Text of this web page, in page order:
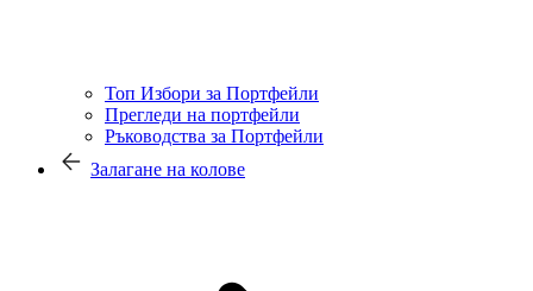
Топ Избори за Портфейли
Прегледи на портфейли
Ръководства за Портфейли
Залагане на колове